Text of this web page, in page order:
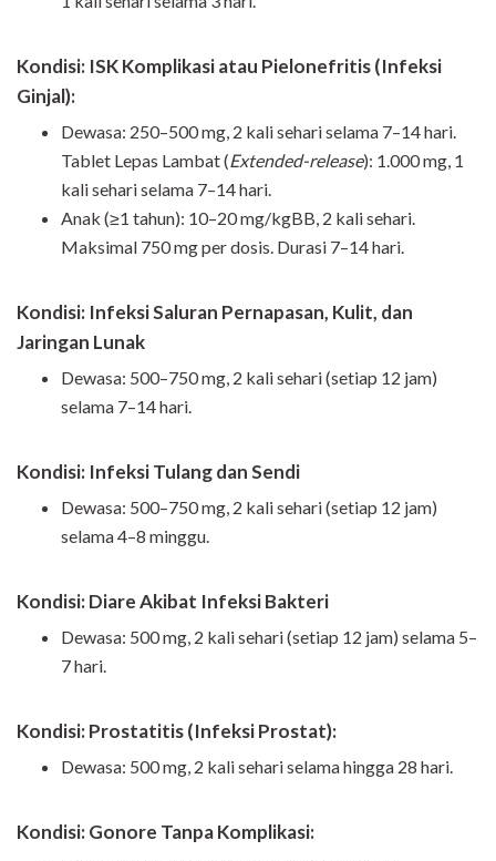
Kondisi: ISK Komplikasi atau Pielonefritis (Infeksi
Ginjal):
Dewasa: 250–500 mg, 2 kali sehari selama 7–14 hari.
Tablet Lepas Lambat (Extended-release): 1.000 mg, 1
kali sehari selama 7–14 hari.
Anak (≥1 tahun): 10–20 mg/kgBB, 2 kali sehari.
Maksimal 750 mg per dosis. Durasi 7–14 hari.
Kondisi: Infeksi Saluran Pernapasan, Kulit, dan
Jaringan Lunak
Dewasa: 500–750 mg, 2 kali sehari (setiap 12 jam)
selama 7–14 hari.
Kondisi: Infeksi Tulang dan Sendi
Dewasa: 500–750 mg, 2 kali sehari (setiap 12 jam)
selama 4–8 minggu.
Kondisi: Diare Akibat Infeksi Bakteri
Dewasa: 500 mg, 2 kali sehari (setiap 12 jam) selama 5–
7 hari.
Kondisi: Prostatitis (Infeksi Prostat):
Dewasa: 500 mg, 2 kali sehari selama hingga 28 hari.
Kondisi: Gonore Tanpa Komplikasi: